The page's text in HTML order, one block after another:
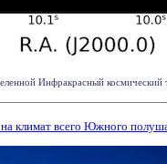
Инфракрасный
на климат всего Южного